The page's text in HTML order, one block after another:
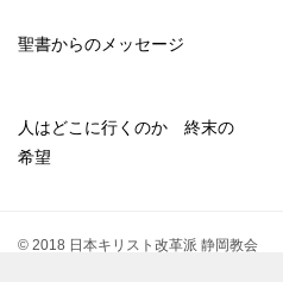
聖書からのメッセージ
人はどこに行くのか 終末の
希望
© 2018 日本キリスト改革派 静岡教会